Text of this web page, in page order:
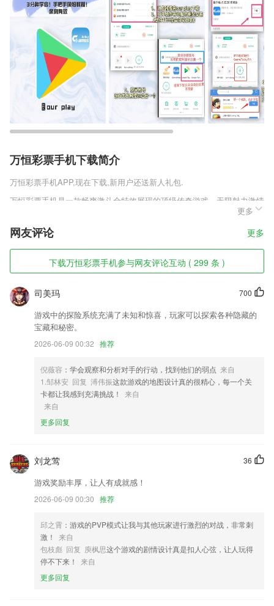
万恒彩票手机下载简介
万恒彩票手机APP,现在下载,新用户还送新人礼包.
万恒彩票手机是一款畅爽激斗全特效展现的顶级传奇游戏，无限魅力激情
绽放，大量礼包免费发放，为玩家们带来爱不释手的奇幻体验，还有各种
的奇妙体验，以及战斗武力值设定，激活码礼包打开直升战斗力，获得超
强的属性加成。
万恒彩票手机软件特色
1,根据客户需求,准备相应的年度技术推荐和开发项目
2,为你提供了非常贴心的学车服务，让你能够快速的拿到驾照。
3,高级函数 (Sin,Cos,Ln,X!, ^, √,…)
4,RunCamAPP适用设备
5,全新设备分享功能，一键扫码，让家人朋友与您同乐
6,企业：汇集全国的企业信息
万恒彩票手机软件优势
1.海量题库。拥有强大的题库宝藏，各类偏难怪题秒拍即得答案，比小猿
搜题更有针对性。
3.所有的专业知识都有详细的分析和讲解，方便用户学习。
4.考试计划个数记录查看
5.可以在平台上进行签到，还可以提前规划教学计划。
万恒彩票手机更新了什么?
下载并安装配套应用程序。新应用程序图标。
新增图片压缩功能
更多
网友评论 更多
下载万恒彩票手机参与网友评论互动 ( 299 条 )
700
司美玛
游戏中的探险系统充满了未知和惊喜，玩家可以探索各种隐藏的
宝藏和秘密。
2026-06-09 00:32 推荐
倪薇容 ：学会观察和分析对手的行动，找到他们的弱点 来自
1.邹林安 回复 溥伟振这款游戏的地图设计真的很精心，每一个关
卡都让我感到充满挑战！
来自
来自
更多回复
36
刘龙莺
游戏奖励丰厚，让人有成就感！
2026-06-09 00:30 推荐
邱之霄 ：游戏的PVP模式让我与其他玩家进行激烈的对战，非常刺
激！
来自
包枝彪 回复 庾枫思这个游戏的剧情设计真是扣人心弦，让人玩得
停不下来！
来自
更多回复